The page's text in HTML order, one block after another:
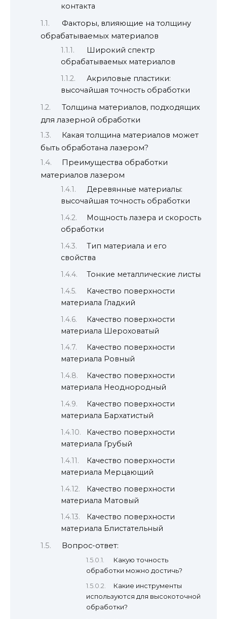
контакта
Факторы, влияющие на толщину
обрабатываемых материалов
Широкий спектр
обрабатываемых материалов
Акриловые пластики:
высочайшая точность обработки
Толщина материалов, подходящих
для лазерной обработки
Какая толщина материалов может
быть обработана лазером?
Преимущества обработки
материалов лазером
Деревянные материалы:
высочайшая точность обработки
Мощность лазера и скорость
обработки
Тип материала и его
свойства
Тонкие металлические листы
Качество поверхности
материала Гладкий
Качество поверхности
материала Шероховатый
Качество поверхности
материала Ровный
Качество поверхности
материала Неоднородный
Качество поверхности
материала Бархатистый
Качество поверхности
материала Грубый
Качество поверхности
материала Мерцающий
Качество поверхности
материала Матовый
Качество поверхности
материала Блистательный
Вопрос-ответ:
Какую точность
обработки можно достичь?
Какие инструменты
используются для высокоточной
обработки?